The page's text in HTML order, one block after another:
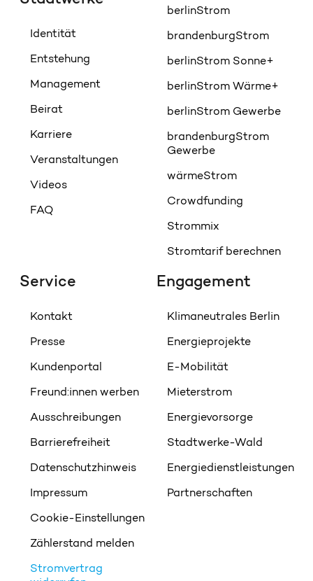
Identität
Entstehung
Management
Beirat
Karriere
Veranstaltungen
Videos
FAQ
berlinStrom
brandenburgStrom
berlinStrom Sonne+
berlinStrom Wärme+
berlinStrom Gewerbe
brandenburgStrom
Gewerbe
wärmeStrom
Crowdfunding
Strommix
Stromtarif berechnen
Service
Kontakt
Presse
Kundenportal
Freund:innen werben
Ausschreibungen
Barrierefreiheit
Datenschutzhinweis
Impressum
Cookie-Einstellungen
Zählerstand melden
Stromvertrag
Engagement
Klimaneutrales Berlin
Energieprojekte
E-Mobilität
Mieterstrom
Energievorsorge
Stadtwerke-Wald
Energiedienstleistungen
Partnerschaften